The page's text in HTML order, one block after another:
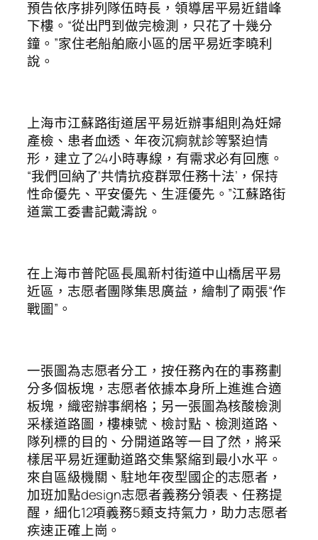
預告依序排列隊伍時長，領導居平易近錯峰
下樓。“從出門到做完檢測，只花了十幾分
鐘。”家住老船舶廠小區的居平易近李曉利
說。
上海市江蘇路街道居平易近辦事組則為妊婦
產檢、患者血透、年夜沉痾就診等緊迫情
形，建立了24小時專線，有需求必有回應。
“我們回納了‘共情抗疫群眾任務十法’，保持
性命優先、平安優先、生涯優先。”江蘇路街
道黨工委書記戴濤說。
在上海市普陀區長風新村街道中山橋居平易
近區，志愿者團隊集思廣益，繪制了兩張“作
戰圖”。
一張圖為志愿者分工，按任務內在的事務劃
分多個板塊，志愿者依據本身所上進進合適
板塊，織密辦事網格；另一張圖為核酸檢測
采樣道路圖，樓棟號、檢討點、檢測道路、
隊列標的目的、分開道路等一目了然，將采
樣居平易近運動道路交集緊縮到最小水平。
來自區級機關、駐地年夜型國企的志愿者，
加班加點design志愿者義務分領表、任務提
醒，細化12項義務5類支持氣力，助力志愿者
疾速正確上崗。